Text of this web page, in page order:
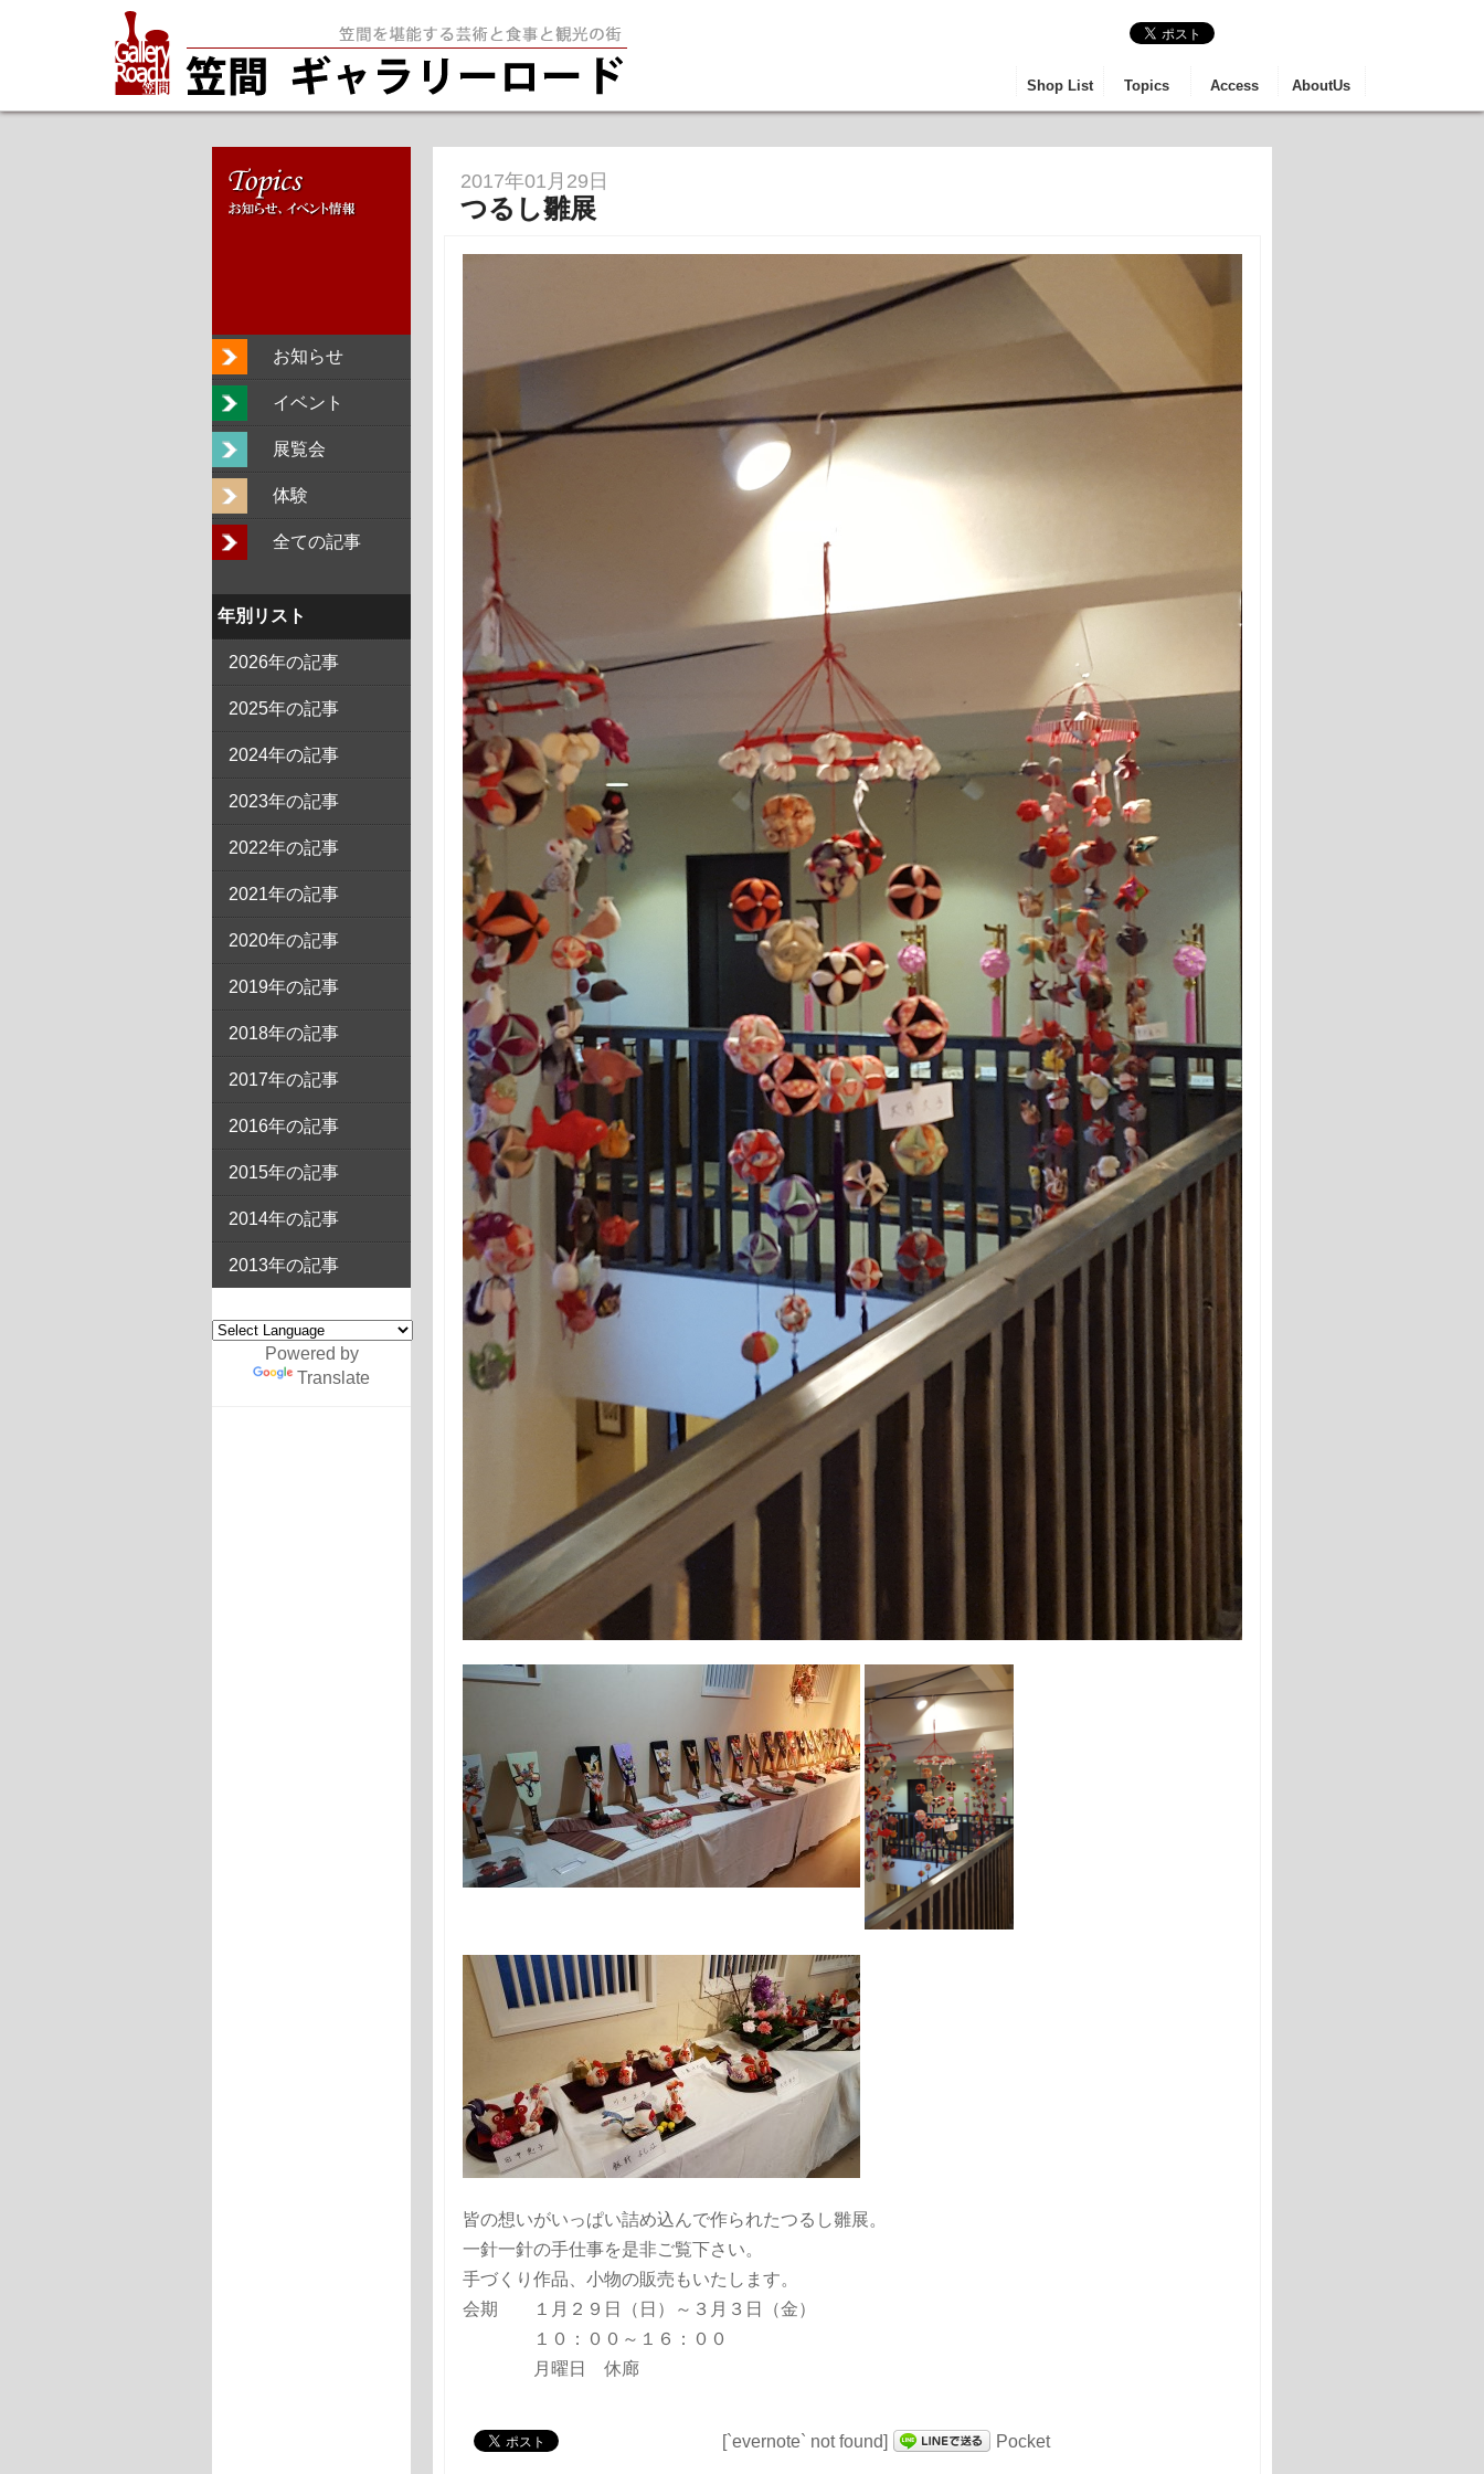
笠間を堪能する芸術と食事と観光
Shop List Topics Access AboutUs
2017年01月29日
つるし雛展
皆の想いがいっぱい詰め込んで作られたつるし雛展。
一針一針の手仕事を是非ご覧下さい。
手づくり作品、小物の販売もいたします。
会期 １月２９日（日）～３月３日（金）
１０：００～１６：００
月曜日 休廊
[`evernote` not found] Pocket
お知らせ
イベント
展覧会
体験
全ての記事
年別リスト
2026年の記事
2025年の記事
2024年の記事
2023年の記事
2022年の記事
2021年の記事
2020年の記事
2019年の記事
2018年の記事
2017年の記事
2016年の記事
2015年の記事
2014年の記事
2013年の記事
Powered by
Translate